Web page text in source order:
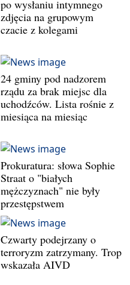
po wysłaniu intymnego
zdjęcia na grupowym
czacie z kolegami
24 gminy pod nadzorem
rządu za brak miejsc dla
uchodźców. Lista rośnie z
miesiąca na miesiąc
Prokuratura: słowa Sophie
Straat o "białych
mężczyznach" nie były
przestępstwem
Czwarty podejrzany o
terroryzm zatrzymany. Trop
wskazała AIVD